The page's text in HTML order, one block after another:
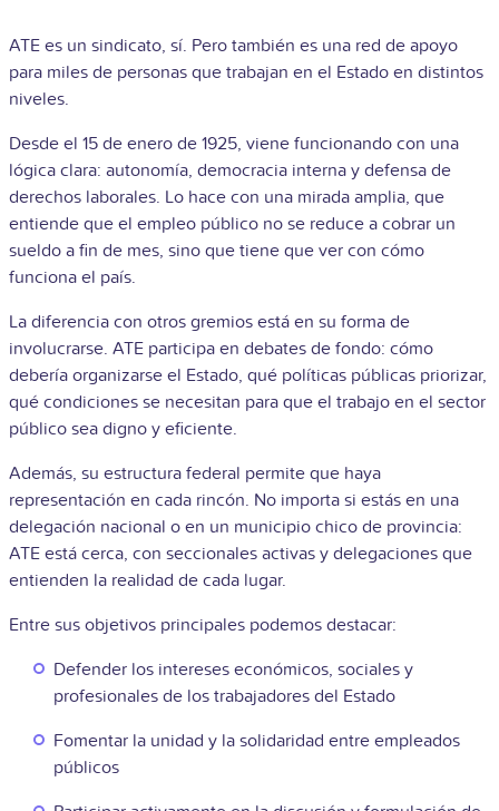
ATE es un sindicato, sí. Pero también es una red de apoyo
para miles de personas que trabajan en el Estado en distintos
niveles.
Desde el 15 de enero de 1925, viene funcionando con una
lógica clara: autonomía, democracia interna y defensa de
derechos laborales. Lo hace con una mirada amplia, que
entiende que el empleo público no se reduce a cobrar un
sueldo a fin de mes, sino que tiene que ver con cómo
funciona el país.
La diferencia con otros gremios está en su forma de
involucrarse. ATE participa en debates de fondo: cómo
debería organizarse el Estado, qué políticas públicas priorizar,
qué condiciones se necesitan para que el trabajo en el sector
público sea digno y eficiente.
Además, su estructura federal permite que haya
representación en cada rincón. No importa si estás en una
delegación nacional o en un municipio chico de provincia:
ATE está cerca, con seccionales activas y delegaciones que
entienden la realidad de cada lugar.
Entre sus objetivos principales podemos destacar:
Defender los intereses económicos, sociales y
profesionales de los trabajadores del Estado
Fomentar la unidad y la solidaridad entre empleados
públicos